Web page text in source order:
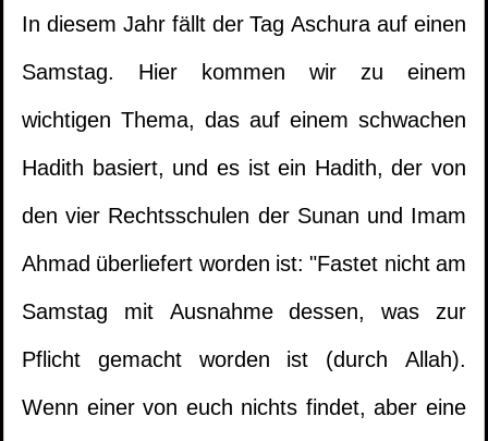
In diesem Jahr fällt der Tag Aschura auf einen
Samstag. Hier kommen wir zu einem
wichtigen Thema, das auf einem schwachen
Hadith basiert, und es ist ein Hadith, der von
den vier Rechtsschulen der Sunan und Imam
Ahmad überliefert worden ist: "Fastet nicht am
Samstag mit Ausnahme dessen, was zur
Pflicht gemacht worden ist (durch Allah).
Wenn einer von euch nichts findet, aber eine